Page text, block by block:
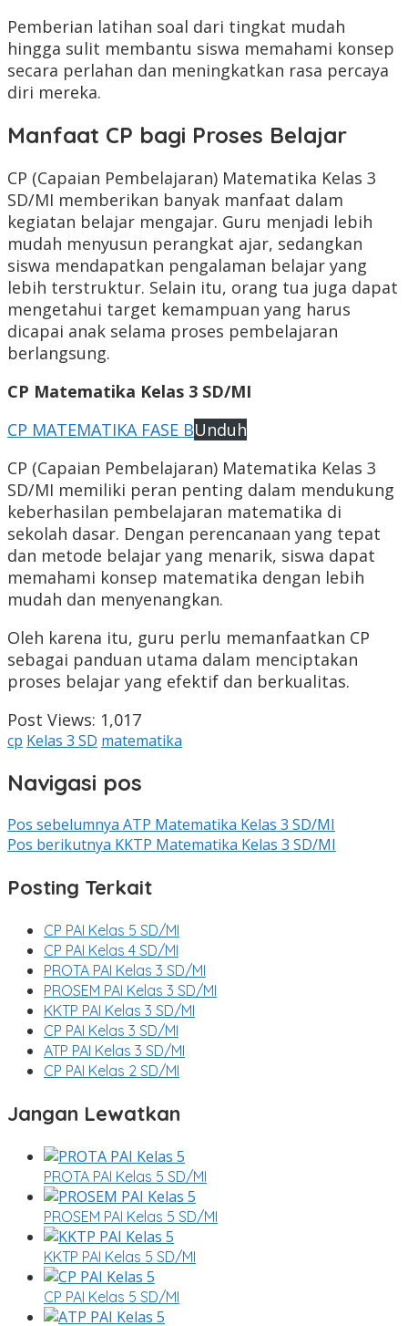
Pemberian latihan soal dari tingkat mudah
hingga sulit membantu siswa memahami konsep
secara perlahan dan meningkatkan rasa percaya
diri mereka.
Manfaat CP bagi Proses Belajar
CP (Capaian Pembelajaran) Matematika Kelas 3
SD/MI memberikan banyak manfaat dalam
kegiatan belajar mengajar. Guru menjadi lebih
mudah menyusun perangkat ajar, sedangkan
siswa mendapatkan pengalaman belajar yang
lebih terstruktur. Selain itu, orang tua juga dapat
mengetahui target kemampuan yang harus
dicapai anak selama proses pembelajaran
berlangsung.
CP Matematika Kelas 3 SD/MI
CP MATEMATIKA FASE BUnduh
CP (Capaian Pembelajaran) Matematika Kelas 3
SD/MI memiliki peran penting dalam mendukung
keberhasilan pembelajaran matematika di
sekolah dasar. Dengan perencanaan yang tepat
dan metode belajar yang menarik, siswa dapat
memahami konsep matematika dengan lebih
mudah dan menyenangkan.
Oleh karena itu, guru perlu memanfaatkan CP
sebagai panduan utama dalam menciptakan
proses belajar yang efektif dan berkualitas.
Post Views: 1,017
cp Kelas 3 SD matematika
Navigasi pos
Pos sebelumnya ATP Matematika Kelas 3 SD/MI
Pos berikutnya KKTP Matematika Kelas 3 SD/MI
Posting Terkait
CP PAI Kelas 5 SD/MI
CP PAI Kelas 4 SD/MI
PROTA PAI Kelas 3 SD/MI
PROSEM PAI Kelas 3 SD/MI
KKTP PAI Kelas 3 SD/MI
CP PAI Kelas 3 SD/MI
ATP PAI Kelas 3 SD/MI
CP PAI Kelas 2 SD/MI
Jangan Lewatkan
PROTA PAI Kelas 5 SD/MI
PROSEM PAI Kelas 5 SD/MI
KKTP PAI Kelas 5 SD/MI
CP PAI Kelas 5 SD/MI